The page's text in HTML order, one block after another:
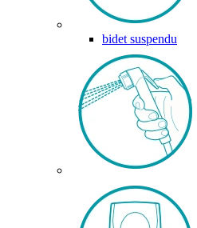
bidet suspendu